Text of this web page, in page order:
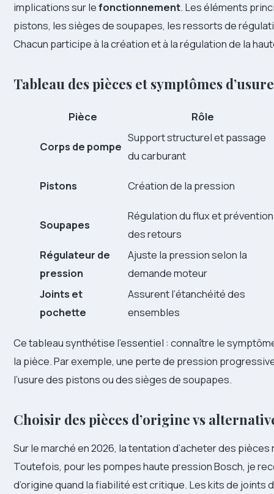
implications sur lefonctionnement. Les éléments
pistons, les sièges de soupapes, les ressorts de
Chacun participe à la création et à la régulation de la
Tableau des pièces et symptômes d’usure
Pièce Rôle
Corps de pompe
Support structurel et passage
du carburant
Pistons Création de la pression
Soupapes
Régulation du flux et prévention
des retours
Régulateur de
pression
Ajuste la pression selon la
demande moteur
Joints et
pochette
Assurent l’étanchéité des
ensembles
Ce tableau synthétise l’essentiel : connaître le
la pièce. Par exemple, une perte de pression
l’usure des pistons ou des sièges de soupapes.
Choisir des pièces d’origine vs
Sur le marché en 2026, la tentation d’acheter des
Toutefois, pour les pompes haute pression Bosch, je
d’origine quand la fiabilité est critique. Les kits de